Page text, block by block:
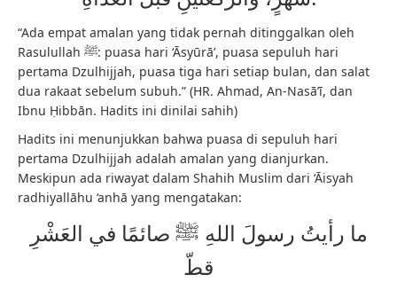
“Ada empat amalan yang tidak pernah ditinggalkan oleh
Rasulullah ﷺ: puasa hari ‘Āsyūrā’, puasa sepuluh hari
pertama Dzulhijjah, puasa tiga hari setiap bulan, dan salat
dua rakaat sebelum subuh.” (HR. Ahmad, An-Nasā’ī, dan
Ibnu Ḥibbān. Hadits ini dinilai sahih)
Hadits ini menunjukkan bahwa puasa di sepuluh hari
pertama Dzulhijjah adalah amalan yang dianjurkan.
Meskipun ada riwayat dalam Shahih Muslim dari ‘Āisyah
radhiyallāhu ‘anhā yang mengatakan:
ما رأيتُ رسولَ اللهِ ﷺ صائمًا في العَشْرِ
قطّ